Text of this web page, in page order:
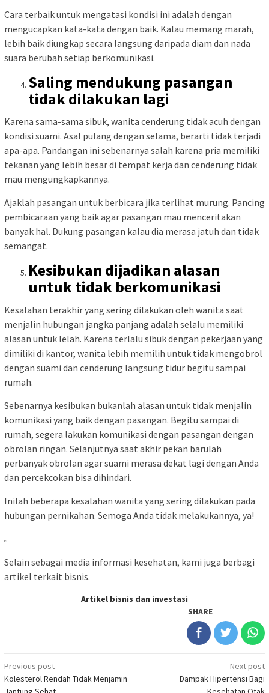
Cara terbaik untuk mengatasi kondisi ini adalah dengan
mengucapkan kata-kata dengan baik. Kalau memang marah,
lebih baik diungkap secara langsung daripada diam dan nada
suara berubah setiap berkomunikasi.
Saling mendukung pasangan
tidak dilakukan lagi
Karena sama-sama sibuk, wanita cenderung tidak acuh dengan
kondisi suami. Asal pulang dengan selama, berarti tidak terjadi
apa-apa. Pandangan ini sebenarnya salah karena pria memiliki
tekanan yang lebih besar di tempat kerja dan cenderung tidak
mau mengungkapkannya.
Ajaklah pasangan untuk berbicara jika terlihat murung. Pancing
pembicaraan yang baik agar pasangan mau menceritakan
banyak hal. Dukung pasangan kalau dia merasa jatuh dan tidak
semangat.
Kesibukan dijadikan alasan
untuk tidak berkomunikasi
Kesalahan terakhir yang sering dilakukan oleh wanita saat
menjalin hubungan jangka panjang adalah selalu memiliki
alasan untuk lelah. Karena terlalu sibuk dengan pekerjaan yang
dimiliki di kantor, wanita lebih memilih untuk tidak mengobrol
dengan suami dan cenderung langsung tidur begitu sampai
rumah.
Sebenarnya kesibukan bukanlah alasan untuk tidak menjalin
komunikasi yang baik dengan pasangan. Begitu sampai di
rumah, segera lakukan komunikasi dengan pasangan dengan
obrolan ringan. Selanjutnya saat akhir pekan barulah
perbanyak obrolan agar suami merasa dekat lagi dengan Anda
dan percekcokan bisa dihindari.
Inilah beberapa kesalahan wanita yang sering dilakukan pada
hubungan pernikahan. Semoga Anda tidak melakukannya, ya!
Selain sebagai media informasi kesehatan, kami juga berbagi
artikel terkait bisnis.
Artikel bisnis dan investasi
SHARE
Post
navigation
Previous post
Kolesterol Rendah Tidak Menjamin
Next post
Dampak Hipertensi Bagi